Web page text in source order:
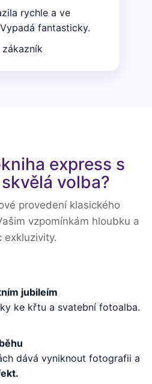
rychle a ve
fantasticky.
zákazník
express s
volba?
provedení klasického
vzpomínkám hloubku a
exkluzivity.
jubileím
ke křtu a svatební fotoalba.
dává vyniknout fotografii a